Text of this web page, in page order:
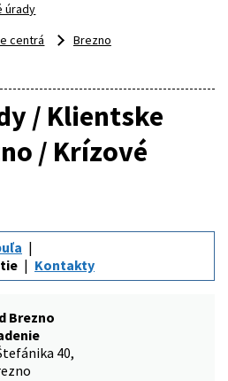
úrady
centrá
Brezno
/ Klientske
/ Krízové
Kontakty
Brezno
40,